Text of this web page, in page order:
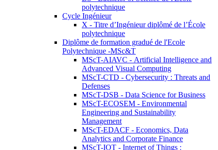
polytechnique
Cycle Ingénieur
X - Titre d’Ingénieur diplômé de l’École
polytechnique
Diplôme de formation gradué de l'Ecole
Polytechnique -MSc&T
MScT-AIAVC - Artificial Intelligence and
Advanced Visual Computing
MScT-CTD - Cybersecurity : Threats and
Defenses
MScT-DSB - Data Science for Business
MScT-ECOSEM - Environmental
Engineering and Sustainability
Management
MScT-EDACF - Economics, Data
Analytics and Corporate Finance
MScT-IOT - Internet of Things :